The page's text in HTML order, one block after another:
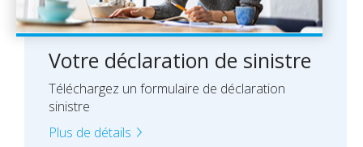
Votre déclaration de sinistre
Téléchargez un formulaire de déclaration
sinistre
Plus de détails